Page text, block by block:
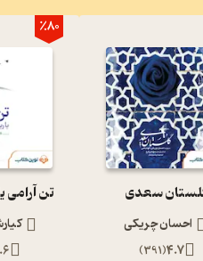
سعدی
احسان چریکی
4.7
(
391
)
٪80
تن